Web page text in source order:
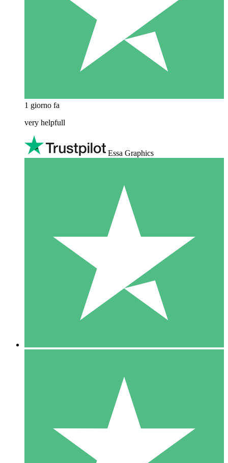
1 giorno fa
very helpfull
Essa Graphics